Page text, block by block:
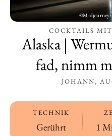
COCKTAILS
Alaska |
fad, nimm
JOHANN
TECHNIK
Gerührt 1